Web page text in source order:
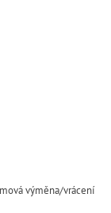
výměna/vrácení